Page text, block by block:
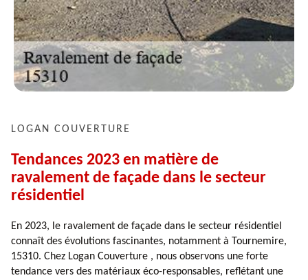
LOGAN COUVERTURE
Tendances 2023 en matière de
ravalement de façade dans le secteur
résidentiel
En 2023, le ravalement de façade dans le secteur résidentiel
connaît des évolutions fascinantes, notamment à Tournemire,
15310. Chez Logan Couverture , nous observons une forte
tendance vers des matériaux éco-responsables, reflétant une